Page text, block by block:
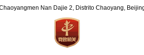
Nan Dajie 2, Distrito Chaoyang,